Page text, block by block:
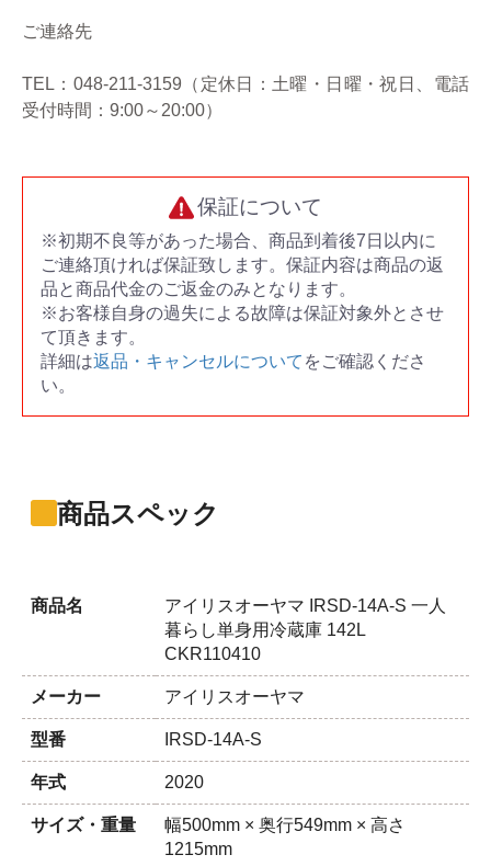
ご連絡先
TEL：048-211-3159（定休日：土曜・日曜・祝日、電話
受付時間：9:00～20:00）
保証について
※初期不良等があった場合、商品到着後7日以内に
ご連絡頂ければ保証致します。保証内容は商品の返
品と商品代金のご返金のみとなります。
※お客様自身の過失による故障は保証対象外とさせ
て頂きます。
詳細は返品・キャンセルについて をご確認くださ
い。
商品スペック
商品名
アイリスオーヤマ IRSD-14A-S 一人
暮らし単身用冷蔵庫 142L
CKR110410
メーカー アイリスオーヤマ
型番 IRSD-14A-S
年式 2020
サイズ・重量
幅500mm × 奥行549mm × 高さ
1215mm